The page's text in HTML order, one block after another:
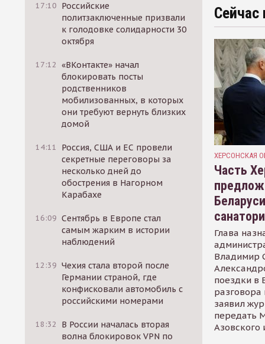
17:10 Российские
политзаключенные призвали
к голодовке солидарности 30
октября
17:12 «ВКонтакте» начал
блокировать посты
родственников
мобилизованных, в которых
они требуют вернуть близких
домой
14:11
Россия, США и ЕС провели
секретные переговоры за
несколько дней до
обострения в Нагорном
Карабахе
16:09 Сентябрь в Европе стал
самым жарким в истории
наблюдений
12:39 Чехия стала второй после
Германии страной, где
конфисковали автомобиль с
российскими номерами
18:32
В России началась вторая
волна блокировок VPN по
Сейчас
ХЕРСОНСКАЯ
Часть
Глава
Владимир
поездки в
разговора
заявил
передать
Азовского